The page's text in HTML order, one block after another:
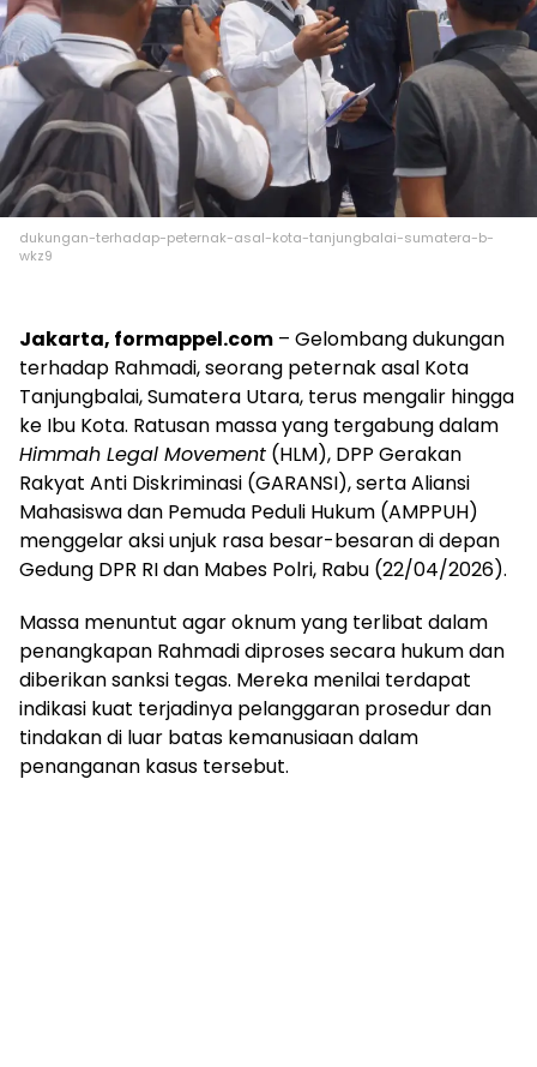
dukungan-terhadap-peternak-asal-kota-tanjungbalai-sumatera-b-
wkz9
Jakarta, formappel.com – Gelombang dukungan
terhadap Rahmadi, seorang peternak asal Kota
Tanjungbalai, Sumatera Utara, terus mengalir hingga
ke Ibu Kota. Ratusan massa yang tergabung dalam
Himmah Legal Movement (HLM), DPP Gerakan
Rakyat Anti Diskriminasi (GARANSI), serta Aliansi
Mahasiswa dan Pemuda Peduli Hukum (AMPPUH)
menggelar aksi unjuk rasa besar-besaran di depan
Gedung DPR RI dan Mabes Polri, Rabu (22/04/2026).
Massa menuntut agar oknum yang terlibat dalam
penangkapan Rahmadi diproses secara hukum dan
diberikan sanksi tegas. Mereka menilai terdapat
indikasi kuat terjadinya pelanggaran prosedur dan
tindakan di luar batas kemanusiaan dalam
penanganan kasus tersebut.